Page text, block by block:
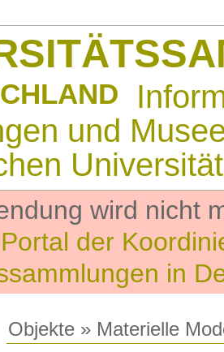
und
wird nicht
Portal der
in
Objekte » Materielle